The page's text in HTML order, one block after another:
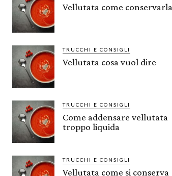
Vellutata come conservarla
TRUCCHI E CONSIGLI
Vellutata cosa vuol dire
TRUCCHI E CONSIGLI
Come addensare vellutata
troppo liquida
TRUCCHI E CONSIGLI
Vellutata come si conserva